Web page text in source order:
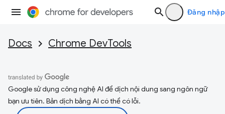
Đăng nhập
Docs Chrome DevTools
Google sử dụng công nghệ AI để dịch nội dung sang ngôn ngữ
bạn ưu tiên. Bản dịch bằng AI có thể có lỗi.